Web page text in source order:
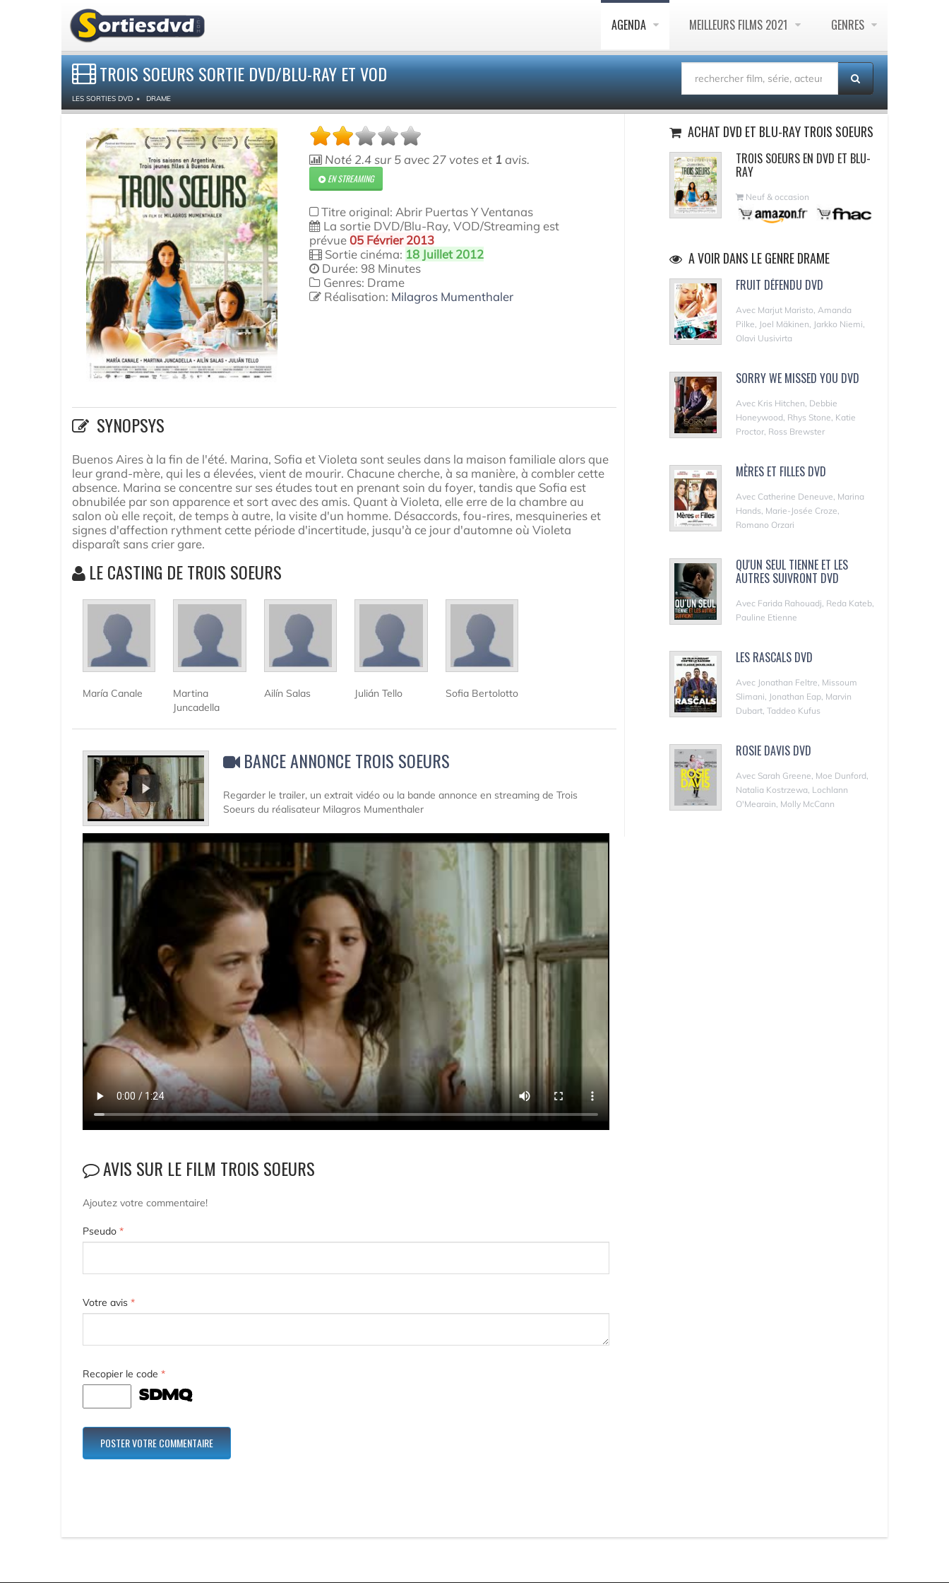
AGENDA MEILLEURS FILMS 2021 GENRES
TROIS SOEURS SORTIE DVD/BLU-RAY ET VOD
LES SORTIES DVD DRAME
Noté 2.4sur5 avec 27votes et 1 avis.
EN STREAMING
Titre original: Abrir Puertas Y Ventanas
La sortie DVD/Blu-Ray, VOD/Streaming est
prévue05 Février 2013
Sortie cinéma: 18 Juillet 2012
Durée: 98 Minutes
Genres: Drame
Réalisation: Milagros Mumenthaler
SYNOPSYS
Buenos Aires à la fin de l'été. Marina, Sofia et Violeta sont seules dans la maison familiale alors que
leur grand-mère, qui les a élevées, vient de mourir. Chacune cherche, à sa manière, à combler cette
absence. Marina se concentre sur ses études tout en prenant soin du foyer, tandis que Sofia est
obnubilée par son apparence et sort avec des amis. Quant à Violeta, elle erre de la chambre au
salon où elle reçoit, de temps à autre, la visite d'un homme. Désaccords, fou-rires, mesquineries et
signes d'affection rythment cette période d'incertitude, jusqu'à ce jour d'automne où Violeta
disparaît sans crier gare.
LE CASTING DE TROIS SOEURS
María Canale
Martina
Juncadella
Ailín Salas Julián Tello Sofia Bertolotto
BANCE ANNONCE TROIS SOEURS
Regarder le trailer, un extrait vidéo ou la bande annonce en streaming de Trois
Soeurs du réalisateur Milagros Mumenthaler
AVIS SUR LE FILM TROIS SOEURS
Ajoutez votre commentaire!
Pseudo *
Votre avis *
Recopier le code *
ACHAT DVD ET BLU-RAY TROIS SOEURS
TROIS SOEURS EN DVD ET BLU-
RAY
Neuf & occasion
A VOIR DANS LE GENRE DRAME
FRUIT DÉFENDU DVD
Avec Marjut Maristo, Amanda
Pilke, Joel Mäkinen, Jarkko Niemi,
Olavi Uusivirta
SORRY WE MISSED YOU DVD
Avec Kris Hitchen, Debbie
Honeywood, Rhys Stone, Katie
Proctor, Ross Brewster
MÈRES ET FILLES DVD
Avec Catherine Deneuve, Marina
Hands, Marie-Josée Croze,
Romano Orzari
QU'UN SEUL TIENNE ET LES
AUTRES SUIVRONT DVD
Avec Farida Rahouadj, Reda Kateb,
Pauline Etienne
LES RASCALS DVD
Avec Jonathan Feltre, Missoum
Slimani, Jonathan Eap, Marvin
Dubart, Taddeo Kufus
ROSIE DAVIS DVD
Avec Sarah Greene, Moe Dunford,
Natalia Kostrzewa, Lochlann
O'Mearain, Molly McCann